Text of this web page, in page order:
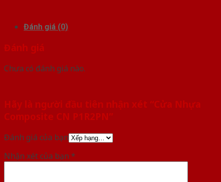
Đánh giá (0)
Đánh giá
Chưa có đánh giá nào.
Hãy là người đầu tiên nhận xét “Cửa Nhựa
Composite CN P1R2PN”
Đánh giá của bạn
Nhận xét của bạn *